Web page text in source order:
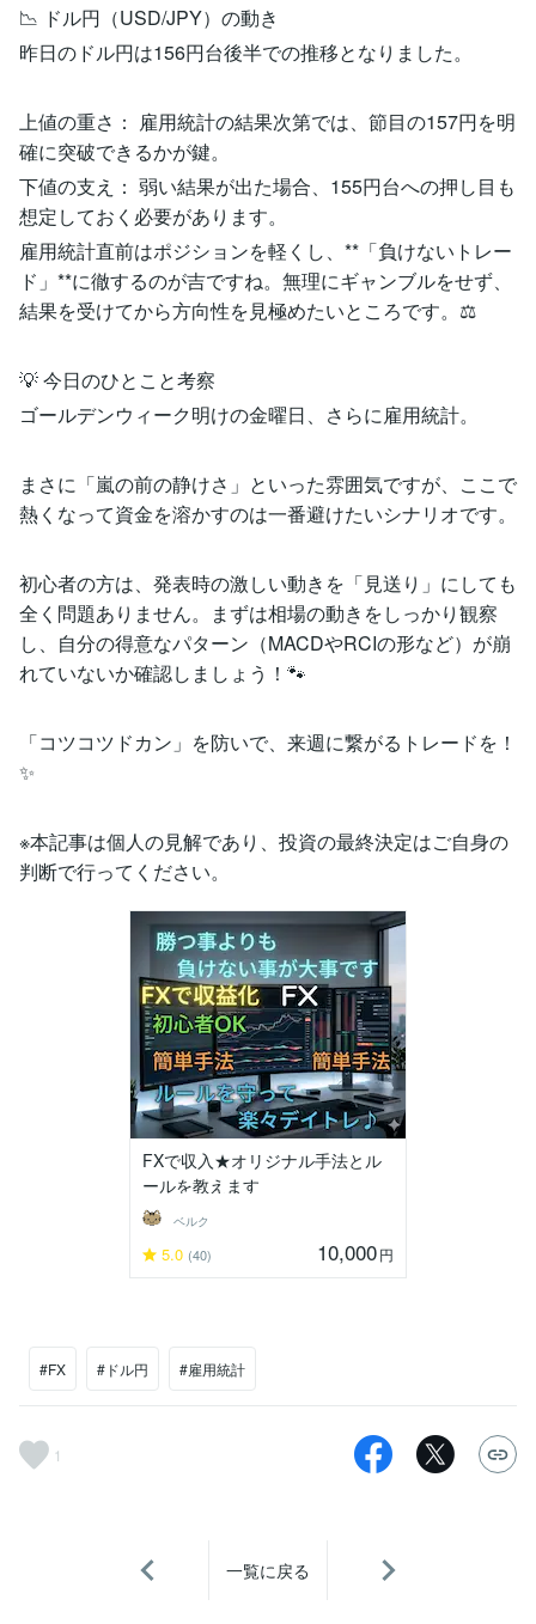
​📉 ドル円（USD/JPY）の動き
​昨日のドル円は156円台後半での推移となりました。
​上値の重さ： 雇用統計の結果次第では、節目の157円を明
確に突破できるかが鍵。
​下値の支え： 弱い結果が出た場合、155円台への押し目も
想定しておく必要があります。
​雇用統計直前はポジションを軽くし、**「負けないトレー
ド」**に徹するのが吉ですね。無理にギャンブルをせず、
結果を受けてから方向性を見極めたいところです。⚖️
​💡 今日のひとこと考察
​ゴールデンウィーク明けの金曜日、さらに雇用統計。
まさに「嵐の前の静けさ」といった雰囲気ですが、ここで
熱くなって資金を溶かすのは一番避けたいシナリオです。
​初心者の方は、発表時の激しい動きを「見送り」にしても
全く問題ありません。まずは相場の動きをしっかり観察
し、自分の得意なパターン（MACDやRCIの形など）が崩
れていないか確認しましょう！🐾
​「コツコツドカン」を防いで、来週に繋がるトレードを！
✨
​※本記事は個人の見解であり、投資の最終決定はご自身の
判断で行ってください。
FXで収入★オリジナル手法とル
ールを教えます
ベルク
5.0 (40) 10,000円
#FX #ドル円 #雇用統計
1
一覧に戻る